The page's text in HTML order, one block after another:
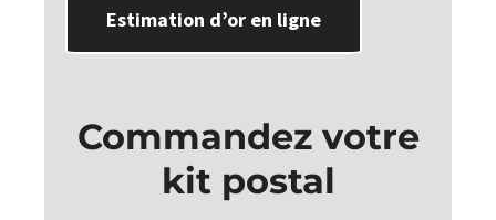
Estimation d’or en ligne
Commandez votre
kit postal